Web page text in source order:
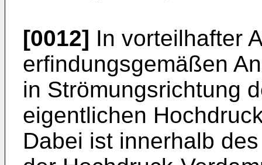
[0012] In vorteilhafter
erfindungsgemäßen
in Strömungsrichtung
eigentlichen
Dabei ist innerhalb